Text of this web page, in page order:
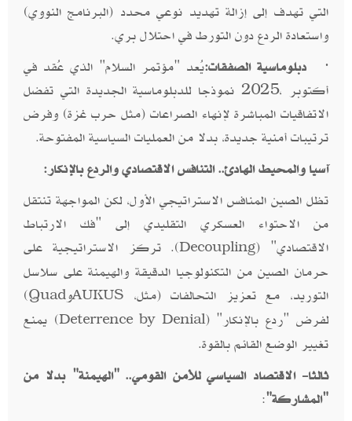
التي تهدف إلى إزالة تهديد نوعي محدد (البرنامج النووي)
واستعادة الردع دون التورط في احتلال بري.
· دبلوماسية الصفقات:يُعد "مؤتمر السلام" الذي عُقد في
أكتوبر ،2025 نموذجا للدبلوماسية الجديدة التي تفضل
الاتفاقيات المباشرة لإنهاء الصراعات (مثل حرب غزة) وفرض
ترتيبات أمنية جديدة، بدلا من العمليات السياسية المفتوحة.
آسيا والمحيط الهادئ.. التنافس الاقتصادي والردع بالإنكار:
تظل الصين المنافس الاستراتيجي الأول، لكن المواجهة تنتقل
من الاحتواء العسكري التقليدي إلى "فك الارتباط
الاقتصادي" (Decoupling). تركز الاستراتيجية على
حرمان الصين من التكنولوجيا الدقيقة والهيمنة على سلاسل
التوريد، مع تعزيز التحالفات (مثل، AUKUSوQuad
)
لفرض "ردع بالإنكار" (Deterrence by Denial) يمنع
تغيير الوضع القائم بالقوة.
ثالثا- الاقتصاد السياسي للأمن القومي.. "الهيمنة" بدلا من
"المشاركة":